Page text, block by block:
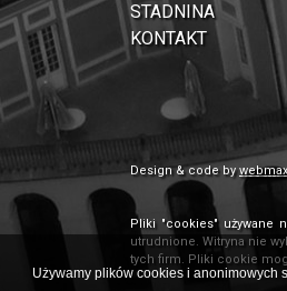
Używamy plików cookies i anonimowych
STADNINA
KONTAKT
Design & code by
Pliki "cookies" używane
utrudnione. Witryna nie
tych firm. Pliki cookie